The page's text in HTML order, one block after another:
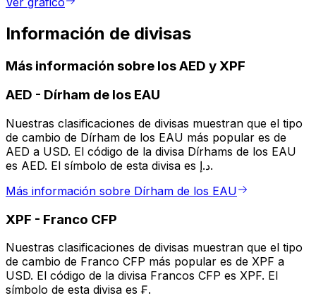
Información de divisas
Más información sobre los AED y XPF
AED - Dírham de los EAU
Nuestras clasificaciones de divisas muestran que el tipo
de cambio de Dírham de los EAU más popular es de
AED a USD. El código de la divisa Dírhams de los EAU
es AED. El símbolo de esta divisa es د.إ.
Más información sobre Dírham de los EAU
XPF - Franco CFP
Nuestras clasificaciones de divisas muestran que el tipo
de cambio de Franco CFP más popular es de XPF a
USD. El código de la divisa Francos CFP es XPF. El
símbolo de esta divisa es ₣.